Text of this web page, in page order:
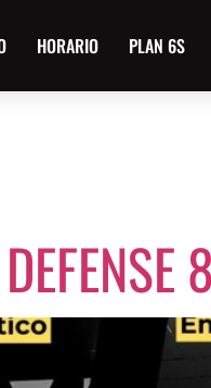
HORARIO PLAN 6S